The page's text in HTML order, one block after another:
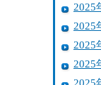
2025
2025
2025
2025
2025